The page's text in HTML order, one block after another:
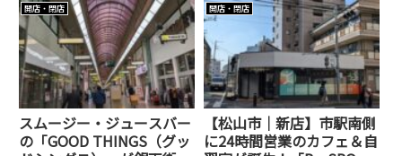
開店・閉店
スムージー・ジュースバー
の「GOOD THINGS（グッ
開店・閉店
【松山市｜新店】市駅南側
に24時間営業のカフェ＆自